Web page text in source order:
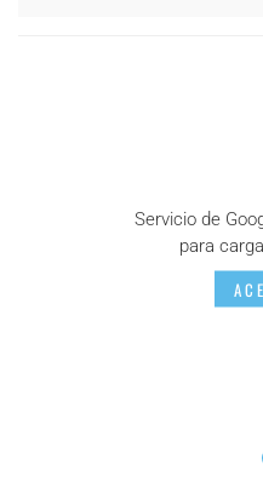
Servicio de
para